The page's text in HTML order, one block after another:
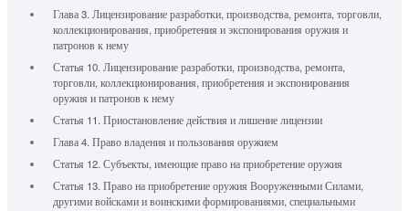
Глава 3. Лицензирование разработки, производства, ремонта, торговли,
коллекционирования, приобретения и экспонирования оружия и
патронов к нему
Статья 10. Лицензирование разработки, производства, ремонта,
торговли, коллекционирования, приобретения и экспонирования
оружия и патронов к нему
Статья 11. Приостановление действия и лишение лицензии
Глава 4. Право владения и пользования оружием
Статья 12. Субъекты, имеющие право на приобретение оружия
Статья 13. Право на приобретение оружия Вооруженными Силами,
другими войсками и воинскими формированиями, специальными